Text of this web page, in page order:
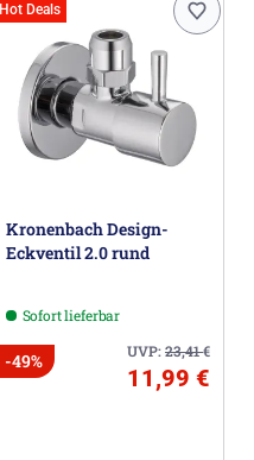
Hot Deals
Kronenbach Design-
Eckventil 2.0 rund
Sofort lieferbar
UVP:23,41€
-49%
11,99 €